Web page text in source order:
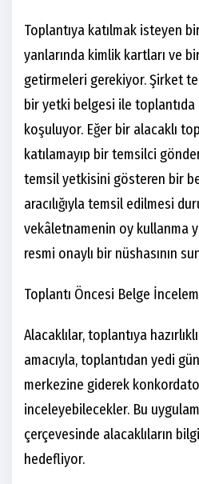
Toplantıya katılmak isteyen
yanlarında kimlik kartları ve
getirmeleri gerekiyor. Şirket
bir yetki belgesi ile toplantıda
koşuluyor. Eğer bir alacaklı
katılamayıp bir temsilci
temsil yetkisini gösteren bir
aracılığıyla temsil edilmesi
vekâletnamenin oy kullanma
resmi onaylı bir nüshasının
Toplantı Öncesi Belge
Alacaklılar, toplantıya
amacıyla, toplantıdan yedi
merkezine giderek
inceleyebilecekler. Bu
çerçevesinde alacaklıların
hedefliyor.